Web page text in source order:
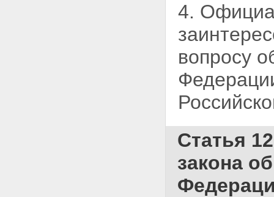
4.
вопросу
Статья
закона